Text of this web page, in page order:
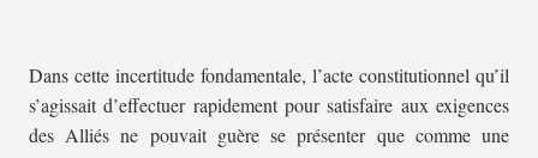
Dans cette incertitude fondamentale, l’acte constitutionnel qu’il
s’agissait d’effectuer rapidement pour satisfaire aux exigences
des Alliés ne pouvait guère se présenter que comme une